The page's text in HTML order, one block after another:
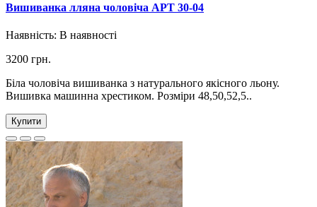
Вишиванка лляна чоловіча АРТ 30-04
Наявність: В наявності
3200 грн.
Біла чоловіча вишиванка з натурального якісного льону.
Вишивка машинна хрестиком. Розміри 48,50,52,5..
Купити